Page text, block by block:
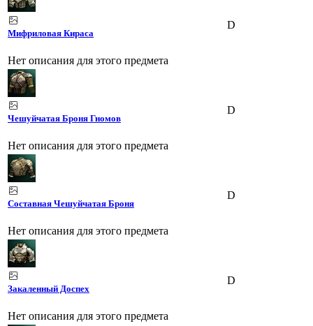
Мифриловая Кираса
Нет описания для этого предмета
D
Чешуйчатая Броня Гномов
Нет описания для этого предмета
D
Составная Чешуйчатая Броня
Нет описания для этого предмета
D
Закаленный Доспех
Нет описания для этого предмета
D